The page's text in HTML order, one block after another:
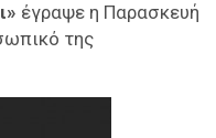
έγραψε η Παρασκευή
της